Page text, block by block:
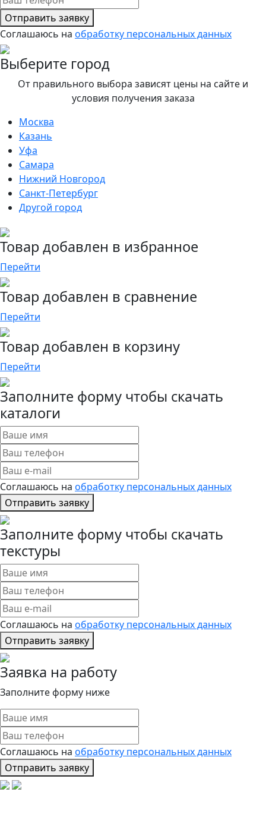
Отправить заявку
Соглашаюсь на обработку персональных данных
Выберите город
От правильного выбора зависят цены на сайте и
условия получения заказа
Москва
Казань
Уфа
Самара
Нижний Новгород
Санкт-Петербург
Другой город
Товар добавлен в избранное
Перейти
Товар добавлен в сравнение
Перейти
Товар добавлен в корзину
Перейти
Заполните форму чтобы скачать
каталоги
Соглашаюсь на обработку персональных данных
Отправить заявку
Заполните форму чтобы скачать
текстуры
Соглашаюсь на обработку персональных данных
Отправить заявку
Заявка на работу
Заполните форму ниже
Соглашаюсь на обработку персональных данных
Отправить заявку